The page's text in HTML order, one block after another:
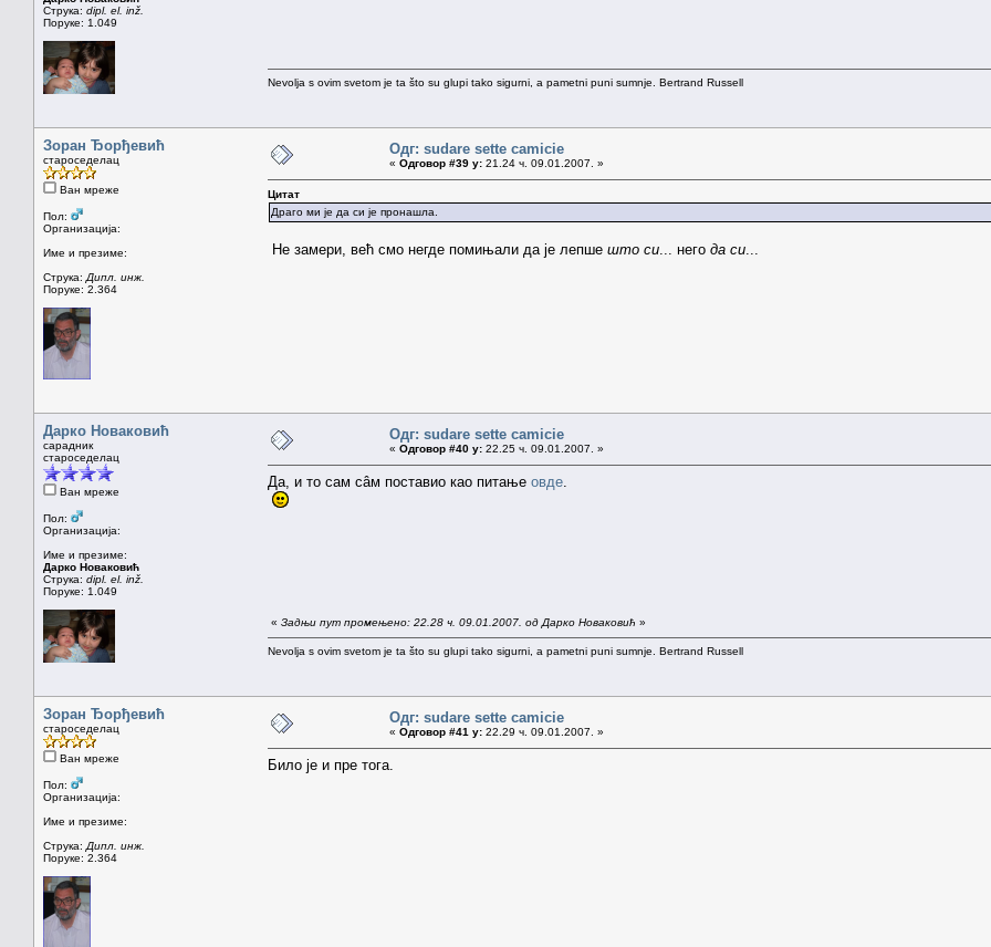
Струка: dipl. el. inž.
Поруке: 1.049
Nevolja s ovim svetom je ta što su glupi tako sigurni, a pametni puni sumnje. Bertrand Russell
Зоран Ђорђевић
староседелац
Ван мреже
Пол:
Организација:
Име и презиме:
Струка: Дипл. инж.
Поруке: 2.364
Одг: sudare sette camicie
« Одговор #39 у: 21.24 ч. 09.01.2007. »
Цитат
Драго ми је да си је пронашла.
Не замери, већ смо негде помињали да је лепше што си ... него да си
Дарко Новаковић
сарадник
староседелац
Ван мреже
Пол:
Организација:
Име и презиме:
Дарко Новаковић
Струка: dipl. el. inž.
Поруке: 1.049
Одг: sudare sette camicie
« Одговор #40 у: 22.25 ч. 09.01.2007. »
Да, и то сам сâм поставио као питање овде
« Задњи пут промењено: 22.28 ч. 09.01.2007. од Дарко Новаковић »
Nevolja s ovim svetom je ta što su glupi tako sigurni, a pametni puni sumnje. Bertrand Russell
Зоран Ђорђевић
староседелац
Ван мреже
Пол:
Организација:
Име и презиме:
Струка: Дипл. инж.
Поруке: 2.364
Одг: sudare sette camicie
« Одговор #41 у: 22.29 ч. 09.01.2007. »
Било је и пре тога.